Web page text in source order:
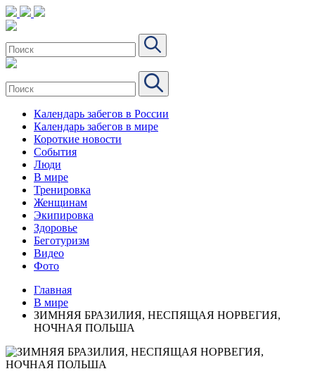
Календарь забегов в России
Календарь забегов в мире
Короткие новости
События
Люди
В мире
Тренировка
Женщинам
Экипировка
Здоровье
Беготуризм
Видео
Фото
Главная
В мире
ЗИМНЯЯ БРАЗИЛИЯ, НЕСПЯЩАЯ НОРВЕГИЯ,
НОЧНАЯ ПОЛЬША